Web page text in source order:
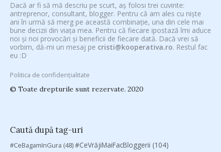
Dacă ar fi să mă descriu pe scurt, aș folosi trei cuvinte:
antreprenor, consultant, blogger. Pentru că am ales cu niște
ani în urmă să merg pe această combinație, una din cele mai
bune decizii din viața mea. Pentru că fiecare ipostază îmi aduce
noi și noi provocări și beneficii de fiecare dată. Dacă vrei să
vorbim, dă-mi un mesaj pe cristi@kooperativa.ro. Restul fac
eu :D
Politica de confidențialitate
© Toate drepturile sunt rezervate. 2020
Caută după tag-uri
#CeBagamInGura (48)#CeVrăjiMaiFacBloggerii (104)